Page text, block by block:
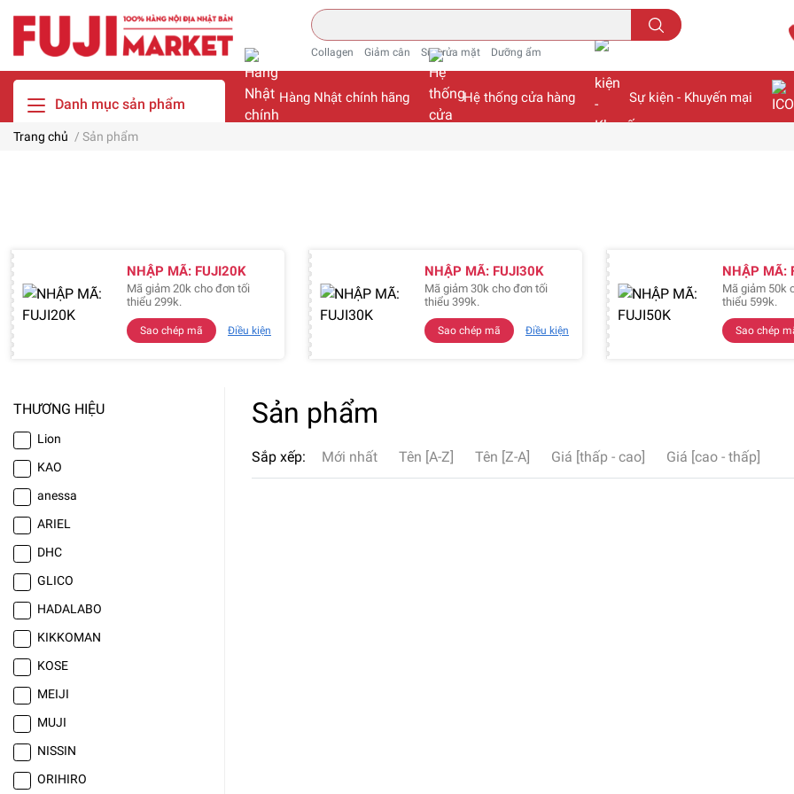
Collagen Giảm cân Sữa rửa mặt Dưỡng ẩm
Danh mục sản phẩm Hàng Nhật chính hãng Hệ thống cửa hàng Sự kiện - Khuyến mại
Trang chủ / Sản phẩm
NHẬP MÃ: FUJI20K
Mã giảm 20k cho đơn tối
thiểu 299k.
Sao chép mã Điều kiện
NHẬP MÃ: FUJI30K
Mã giảm 30k cho đơn tối
thiểu 399k.
Sao chép mã Điều kiện
NHẬP MÃ:
Mã giảm 50k
thiểu 599k.
Sao chép
THƯƠNG HIỆU
Lion
KAO
anessa
ARIEL
DHC
GLICO
HADALABO
KIKKOMAN
KOSE
MEIJI
MUJI
NISSIN
ORIHIRO
Sản phẩm
Sắp xếp: Mới nhất Tên [A-Z] Tên [Z-A] Giá [thấp - cao] Giá [cao - thấp]